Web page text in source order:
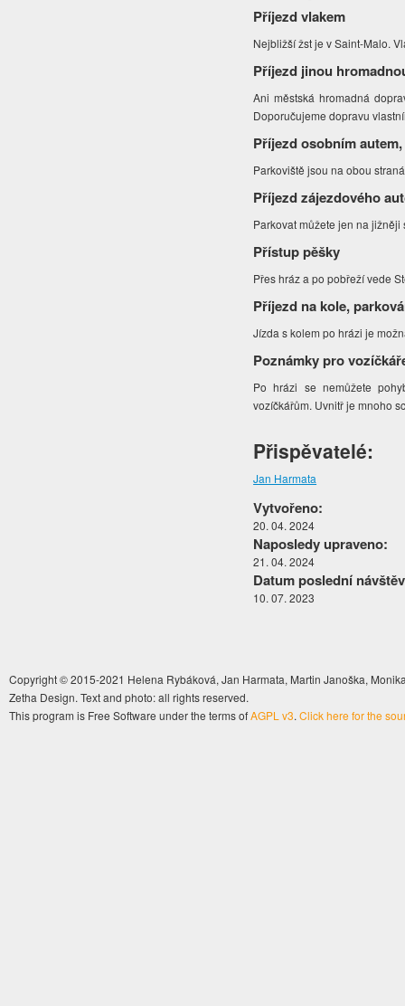
Příjezd vlakem
Nejbližší žst je v Saint-Malo.
Příjezd jinou
Ani městská hromadná
Doporučujeme dopravu
Příjezd osobním
Parkoviště jsou na obou
Příjezd zájezdového
Parkovat můžete jen na
Přístup pěšky
Přes hráz a po pobřeží vede
Příjezd na kole,
Jízda s kolem po hrázi je
Poznámky pro
Po hrázi se nemůžete
vozíčkářům. Uvnitř je mnoho
Přispěvatelé:
Jan Harmata
Vytvořeno:
20. 04. 2024
Naposledy upraveno:
21. 04. 2024
Datum poslední
10. 07. 2023
Copyright © 2015-2021 Helena Rybáková, Jan Harmata, Martin Janoška,
Zetha Design. Text and photo: all rights reserved.
This program is Free Software under the terms ofAGPL v3. Click here for the